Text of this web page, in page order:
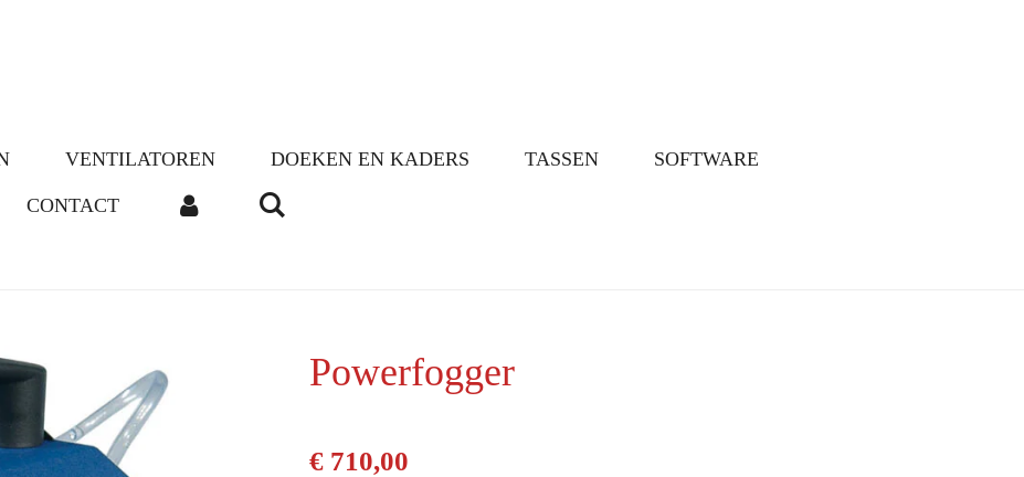
VENTILATOREN DOEKEN EN KADERS TASSEN SOFTWARE
CONTACT
Powerfogger
€ 710,00